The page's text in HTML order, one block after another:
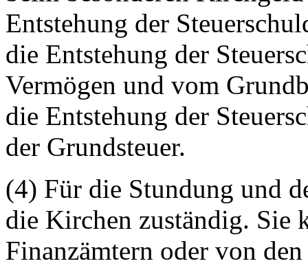
Entstehung der
die Entstehung der
Vermögen und vom
die Entstehung der
der Grundsteuer.
(4) Für die Stundung und
die Kirchen zuständig. Sie
Finanzämtern oder von